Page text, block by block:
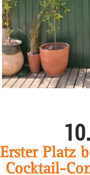
Erster Platz
Cocktail-